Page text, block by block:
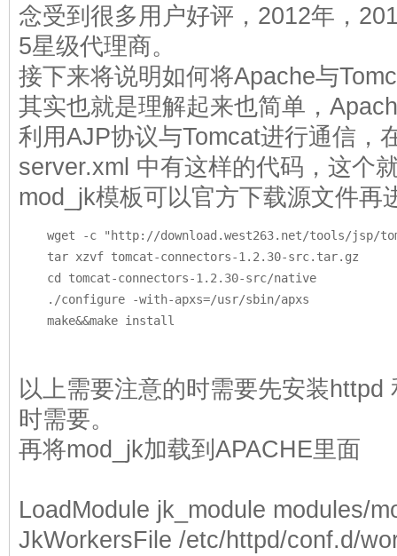
念受到很多用户好评，2012年，
5星级代理商。
接下来将说明如何将Apache与
其实也就是理解起来也简单，
利用AJP协议与Tomcat进行通信，
server.xml 中有这样的代码，这个
mod_jk模板可以官方下载源文件
wget -c "http://download.west263.net/tools/jsp/
tar xzvf tomcat-connectors-1.2.30-src.tar.gz
cd tomcat-connectors-1.2.30-src/native
./configure -with-apxs=/usr/sbin/apxs
make&&make install
以上需要注意的时需要先安装httpd
时需要。
再将mod_jk加载到APACHE里面
LoadModule jk_module modules/
JkWorkersFile /etc/httpd/conf.d/